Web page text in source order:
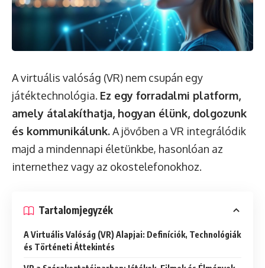
A virtuális valóság (VR) nem csupán egy
játéktechnológia. Ez egy forradalmi platform,
amely átalakíthatja, hogyan élünk, dolgozunk
és kommunikálunk.A jövőben a VR integrálódik
majd a mindennapi életünkbe, hasonlóan az
internethez vagy az okostelefonokhoz.
Tartalomjegyzék
A Virtuális Valóság (VR) Alapjai: Definíciók, Technológiák
és Történeti Áttekintés